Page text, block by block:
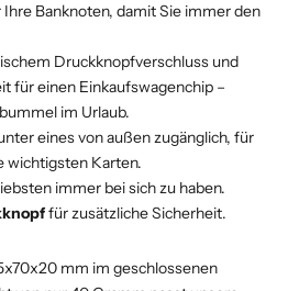
Ihre Banknoten, damit Sie immer den
Druckknopfverschluss und
für einen Einkaufswagenchip –
im Urlaub.
eines von außen zugänglich, für
wichtigsten Karten.
immer bei sich zu haben.
für zusätzliche Sicherheit.
mm im geschlossenen